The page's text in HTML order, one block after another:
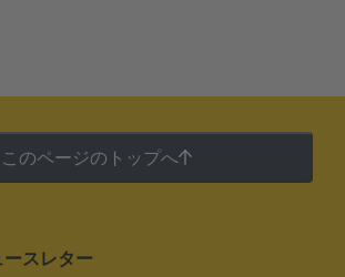
このページのトップへ
スレター